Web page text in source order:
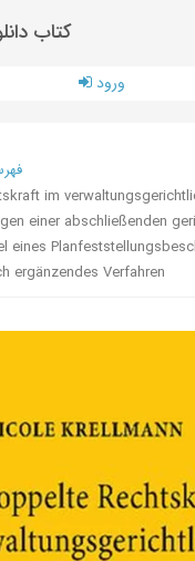
کتاب
ورود
im
einer abschließenden
eines
ergänzendes Verfahren